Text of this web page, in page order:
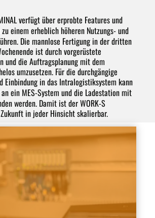
verfügt über erprobte Features und
einem erheblich höheren Nutzungs- und
Diemannlose Fertigung in der dritten
ist durch vorgerüstete
und dieAuftragsplanungmit dem
umzusetzen. Für die durchgängige
Einbindung in das Intralogistiksystem kann
ein MES-Systemund die Ladestation mit
werden. Damit ist der WORK-S
in jeder Hinsicht skalierbar.